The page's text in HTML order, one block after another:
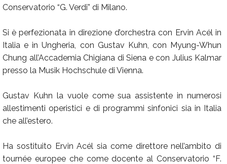
Conservatorio “G. Verdi” di Milano.
Si è perfezionata in direzione d’orchestra con Ervin Acél in
Italia e in Ungheria, con Gustav Kuhn, con Myung-Whun
Chung all’Accademia Chigiana di Siena e con Julius Kalmar
presso la Musik Hochschule di Vienna.
Gustav Kuhn la vuole come sua assistente in numerosi
allestimenti operistici e di programmi sinfonici sia in Italia
che all’estero.
Ha sostituito Ervin Acél sia come direttore nell’ambito di
tournée europee che come docente al Conservatorio “F.